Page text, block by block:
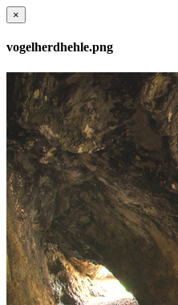
×
vogelherdhehle.png